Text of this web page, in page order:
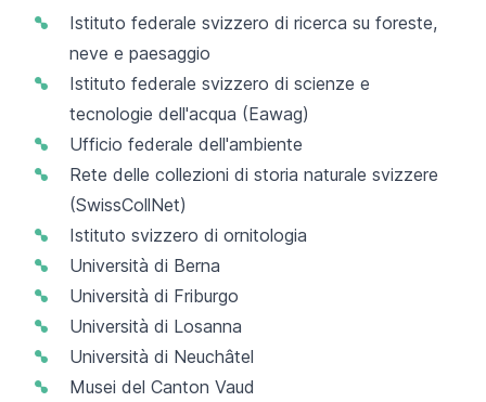
Istituto federale svizzero di ricerca su foreste,
neve e paesaggio
Istituto federale svizzero di scienze e
tecnologie dell'acqua (Eawag)
Ufficio federale dell'ambiente
Rete delle collezioni di storia naturale svizzere
(SwissCollNet)
Istituto svizzero di ornitologia
Università di Berna
Università di Friburgo
Università di Losanna
Università di Neuchâtel
Musei del Canton Vaud